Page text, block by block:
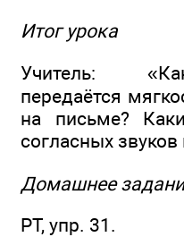
Итог урока
Учитель:
передаётся
на письме?
согласных
Домашнее
РТ, упр. 31.